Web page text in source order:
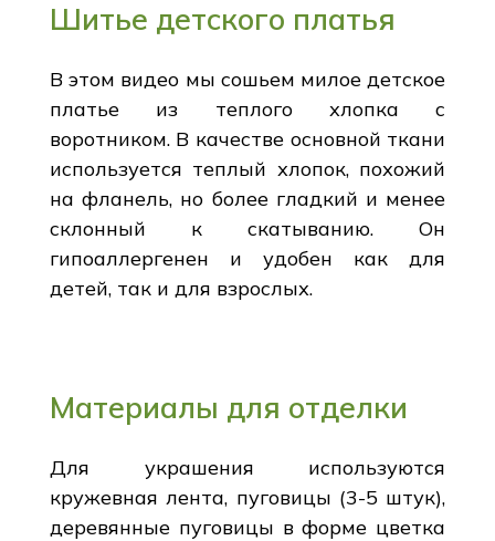
Шитье детского платья
В этом видео мы сошьем милое детское
платье из теплого хлопка с
воротником. В качестве основной ткани
используется теплый хлопок, похожий
на фланель, но более гладкий и менее
склонный к скатыванию. Он
гипоаллергенен и удобен как для
детей, так и для взрослых.
Материалы для отделки
Для украшения используются
кружевная лента, пуговицы (3-5 штук),
деревянные пуговицы в форме цветка